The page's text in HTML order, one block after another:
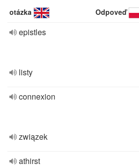
otázka Odpoveď
epistles
listy
connexion
związek
athirst